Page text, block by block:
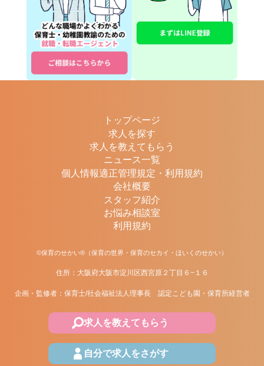
トップページ
求人を探す
求人を教えてもらう
ニュース一覧
個人情報適正管理規定・利用規約
会社概要
スタッフ紹介
お悩み相談室
利用規約
©保育のせかい®（保育の世界・保育のセカイ・ほいくのせかい）
住所：大阪府大阪市淀川区西宮原２丁目６−１６
企画・監修者：保育士/社会福祉法人理事長 認定こども園・保育所経営者
求人を教えてもらう
自分で求人をさがす